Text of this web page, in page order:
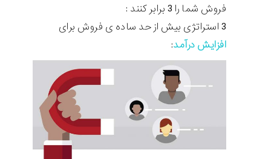
فروش شما را 3 برابر کنند :
3 استراتژی بیش از حد ساده ی فروش برای
افزایش درآمد: